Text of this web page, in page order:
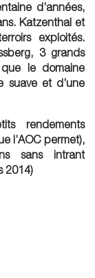
d’années,
Katzenthal et
exploités.
3 grands
le domaine
suave et d’une
rendements
l’AOC permet),
sans intrant
2014)